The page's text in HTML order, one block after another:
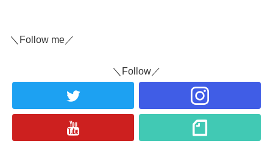
＼Follow me／
＼Follow／